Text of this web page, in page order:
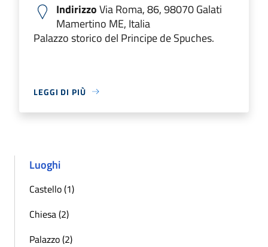
IndirizzoVia Roma, 86, 98070 Galati
Mamertino ME, Italia
Palazzo storico del Principe de Spuches.
LEGGI DI PIÙ
Luoghi
Castello (1)
Chiesa (2)
Palazzo (2)